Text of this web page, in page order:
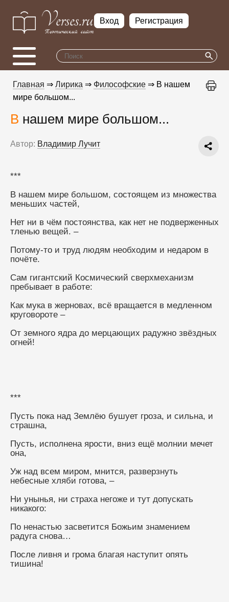
Вход Регистрация
Главная ⇒ Лирика ⇒ Философские ⇒ В нашем
мире большом...
В нашем мире большом...
Автор: Владимир Лучит
***
В нашем мире большом, состоящем из множества
меньших частей,
Нет ни в чём постоянства, как нет не подверженных
тленью вещей. –
Потому-то и труд людям необходим и недаром в
почёте.
Сам гигантский Космический сверхмеханизм
пребывает в работе:
Как мука в жерновах, всё вращается в медленном
круговороте –
От земного ядра до мерцающих радужно звёздных
огней!
***
Пусть пока над Землёю бушует гроза, и сильна, и
страшна,
Пусть, исполнена ярости, вниз ещё молнии мечет
она,
Уж над всем миром, мнится, разверзнуть
небесные хляби готова, –
Ни унынья, ни страха негоже и тут допускать
никакого:
По ненастью засветится Божьим знамением
радуга снова…
После ливня и грома благая наступит опять
тишина!